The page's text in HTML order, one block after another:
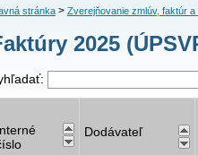
stránka> Zverejňovanie zmlúv, faktúr a
2025
Dodávateľ